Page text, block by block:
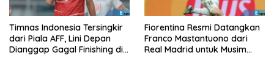
Timnas Indonesia Tersingkir
dari Piala AFF, Lini Depan
Dianggap Gagal Finishing di
Fiorentina Resmi Datangkan
Franco Mastantuono dari
Real Madrid untuk Musim